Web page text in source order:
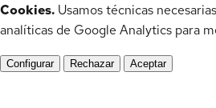
Cookies. Usamos técnicas
analíticas de Google Analytics para
Configurar Rechazar Aceptar